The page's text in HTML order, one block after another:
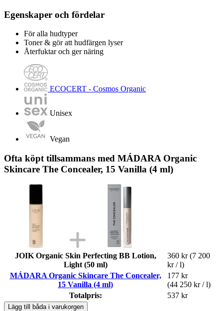
Egenskaper och fördelar
För alla hudtyper
Toner & gör att hudfärgen lyser
Återfuktar och ger näring
ECOCERT - Cosmos Organic
Unisex
Vegan
Ofta köpt tillsammans med MÁDARA Organic
Skincare The Concealer, 15 Vanilla (4 ml)
JOIK Organic Skin Perfecting BB Lotion,
Light (50 ml)
360 kr (7 200
kr / l)
MÁDARA Organic Skincare The Concealer,
15 Vanilla (4 ml)
177 kr
(44 250 kr / l)
Totalpris:
537 kr
Lägg till båda i varukorgen